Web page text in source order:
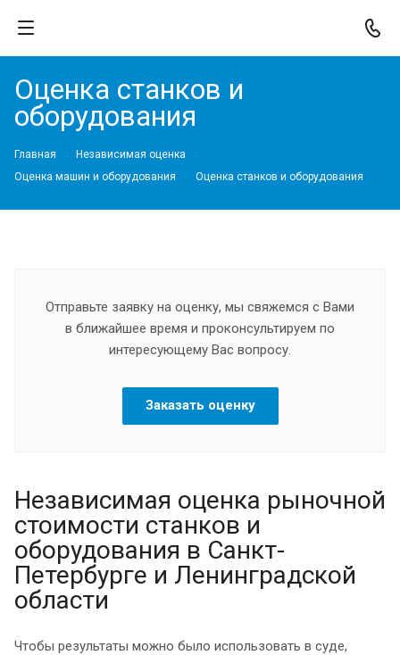
Оценка станков и
оборудования
Главная
Независимая оценка
Оценка машин и оборудования
Оценка станков и оборудования
Отправьте заявку на оценку, мы свяжемся с Вами
в ближайшее время и проконсультируем по
интересующему Вас вопросу.
Заказать оценку
Независимая оценка рыночной
стоимости станков и
оборудования в Санкт-
Петербурге и Ленинградской
области
Чтобы результаты можно было использовать в суде,